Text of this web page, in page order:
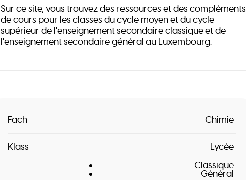
Sur ce site, vous trouvez des ressources et des compléments
de cours pour les classes du cycle moyen et du cycle
supérieur de l'enseignement secondaire classique et de
l'enseignement secondaire général au Luxembourg.
Fach Chimie
Klass
Lycée
Classique
Général